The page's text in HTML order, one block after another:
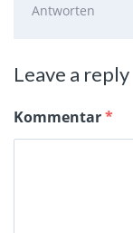
Antworten
Leave a reply
Kommentar*